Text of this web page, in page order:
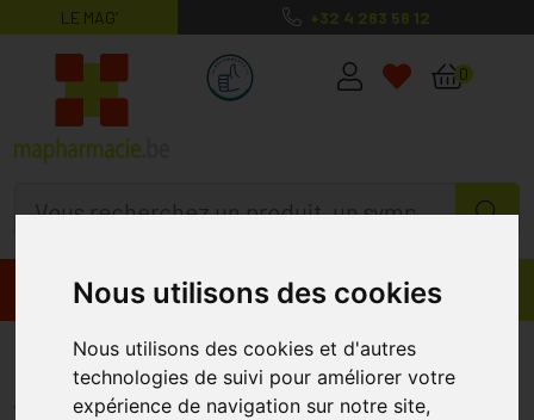
Nous utilisons des cookies
Nous utilisons des cookies et d'autres
technologies de suivi pour améliorer votre
expérience de navigation sur notre site,
LE MAG’ +32 4 263 56 12
MaPharmacie.be ma santé, mes
0
Promos Produits
Forcapil Kératine+ 60 Gélules
FORCAPIL